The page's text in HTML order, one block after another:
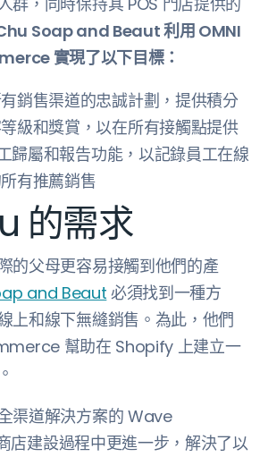
Soap and Beaut 利用 OMNI
實現了以下目標：
銷售渠道的忠誠計劃，提供積分
級和獎賞，以在所有接觸點提供
歸屬和報告功能，以記錄員工在線
有推薦銷售
的需求
的父母更容易接觸到他們的產
and Beaut 必須找到一種方
上和線下無縫銷售。為此，他們
幫助在 Shopify 上建立一
渠道解決方案的 Wave
建設過程中更進一步，解決了以